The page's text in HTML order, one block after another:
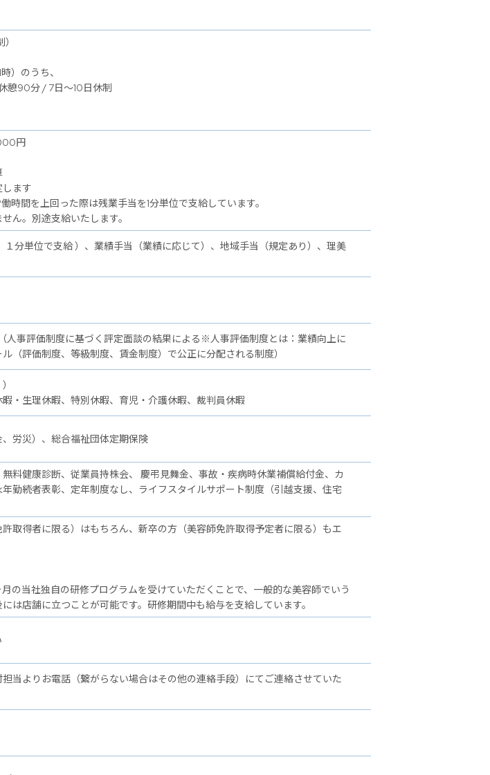
）のうち、
憩90分 / 7日～10日休制
円
ます
時間を上回った際は残業手当を1分単位で支給しています。
ん。別途支給いたします。
分単位で支給 ）、業績手当（業績に応じて）、地域手当（規定あり）、理美
人事評価制度に基づく評定面談の結果による※人事評価制度とは：業績向上に
（評価制度、等級制度、賃金制度）で公正に分配される制度）
・生理休暇、特別休暇、育児・介護休暇、裁判員休暇
労災）、総合福祉団体定期保険
料健康診断、従業員持株会、 慶弔見舞金、事故・疾病時休業補償給付金、カ
勤続者表彰、定年制度なし、ライフスタイルサポート制度（引越支援、住宅
取得者に限る）はもちろん、新卒の方（美容師免許取得予定者に限る）もエ
の当社独自の研修プログラムを受けていただくことで、一般的な美容師でいう
は店舗に立つことが可能です。研修期間中も給与を支給しています。
当よりお電話（繋がらない場合はその他の連絡手段）にてご連絡させていた